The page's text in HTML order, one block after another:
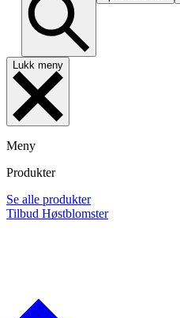
Lukk meny
Meny
Produkter
Se alle produkter
Tilbud Høstblomster